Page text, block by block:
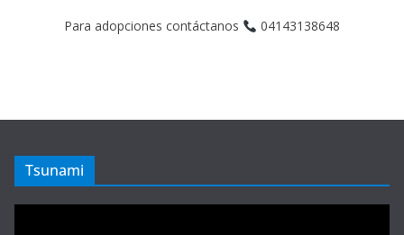
Para adopciones contáctanos 04143138648
Tsunami